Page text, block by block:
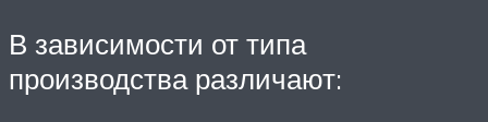
В зависимости от типа
производства различают: